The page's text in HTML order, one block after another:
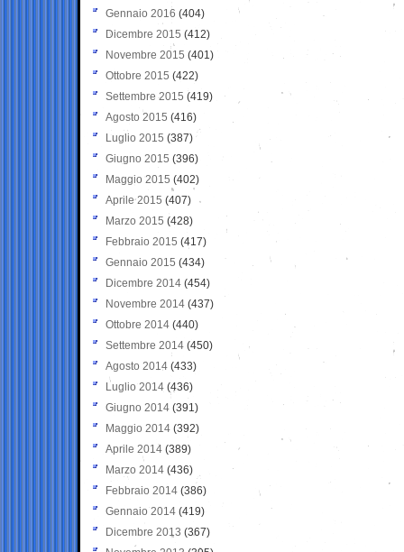
Gennaio 2016 (404)
Dicembre 2015 (412)
Novembre 2015 (401)
Ottobre 2015 (422)
Settembre 2015 (419)
Agosto 2015 (416)
Luglio 2015 (387)
Giugno 2015 (396)
Maggio 2015 (402)
Aprile 2015 (407)
Marzo 2015 (428)
Febbraio 2015 (417)
Gennaio 2015 (434)
Dicembre 2014 (454)
Novembre 2014 (437)
Ottobre 2014 (440)
Settembre 2014 (450)
Agosto 2014 (433)
Luglio 2014 (436)
Giugno 2014 (391)
Maggio 2014 (392)
Aprile 2014 (389)
Marzo 2014 (436)
Febbraio 2014 (386)
Gennaio 2014 (419)
Dicembre 2013 (367)